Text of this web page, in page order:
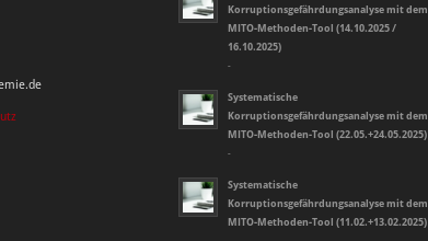
Korruptionsgefährdungsanalyse mit dem
MITO-Methoden-Tool (14.10.2025 /
16.10.2025)
-
Systematische
Korruptionsgefährdungsanalyse mit dem
MITO-Methoden-Tool (22.05.+24.05.2025)
-
Systematische
Korruptionsgefährdungsanalyse mit dem
MITO-Methoden-Tool (11.02.+13.02.2025)